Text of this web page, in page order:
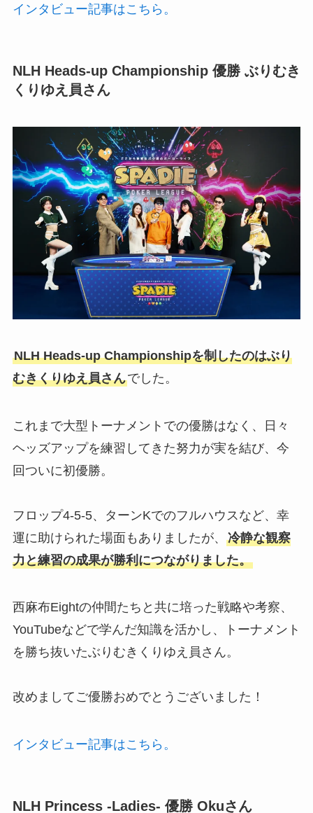
インタビュー記事はこちら。
NLH Heads-up Championship優勝 ぶりむき
くりゆえ員さん
NLH Heads-up Championshipを制したのはぶり
むきくりゆえ員さんでした。
これまで大型トーナメントでの優勝はなく、日々
ヘッズアップを練習してきた努力が実を結び、今
回ついに初優勝。
フロップ4-5-5、ターンKでのフルハウスなど、幸
運に助けられた場面もありましたが、 冷静な観察
力と練習の成果が勝利につながりました。
西麻布Eightの仲間たちと共に培った戦略や考察、
YouTubeなどで学んだ知識を活かし、トーナメント
を勝ち抜いたぶりむきくりゆえ員さん。
改めましてご優勝おめでとうございました！
インタビュー記事はこちら。
NLH Princess -Ladies- 優勝 Okuさん